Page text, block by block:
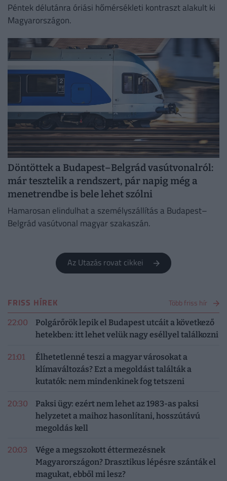
Péntek délutánra óriási hőmérsékleti kontraszt alakult ki
Magyarországon.
Döntöttek a Budapest–Belgrád vasútvonalról:
már tesztelik a rendszert, pár napig még a
menetrendbe is bele lehet szólni
Hamarosan elindulhat a személyszállítás a Budapest–
Belgrád vasútvonal magyar szakaszán.
Az Utazás rovat cikkei
FRISS HÍREK Több friss hír
22:00
Polgárőrök lepik el Budapest utcáit a következő
hetekben: itt lehet velük nagy eséllyel találkozni
21:01
Élhetetlenné teszi a magyar városokat a
klímaváltozás? Ezt a megoldást találták a
kutatók: nem mindenkinek fog tetszeni
20:30
Paksi ügy: ezért nem lehet az 1983-as paksi
helyzetet a maihoz hasonlítani, hosszútávú
megoldás kell
20:03
Vége a megszokott éttermezésnek
Magyarországon? Drasztikus lépésre szánták el
magukat, ebből mi lesz?